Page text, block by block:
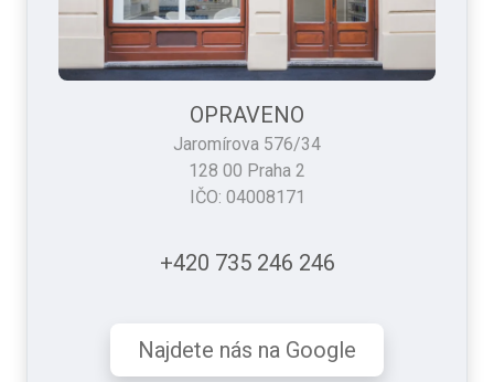
OPRAVENO
Jaromírova 576/34
128 00 Praha 2
IČO: 04008171
+420 735 246 246
Najdete nás na Google